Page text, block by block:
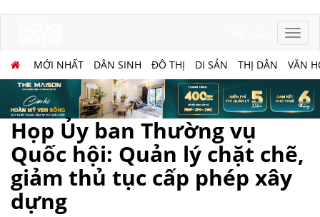
MỚI NHẤT DÂN SINH ĐÔ THỊ DI SẢN THỊ DÂN VĂN
Họp Ủy ban Thường vụ
Quốc hội: Quản lý chặt chẽ,
giảm thủ tục cấp phép xây
dựng